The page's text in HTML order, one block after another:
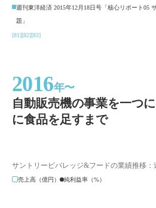
週刊東洋経済 2015年12月18日号「核心リポート05
題」
[81][82][83]
2016年〜
自動販売機の事業を一つ
に食品を足すまで
サントリービバレッジ&フードの業績推移：
売上高（億円）
純利益率（%）